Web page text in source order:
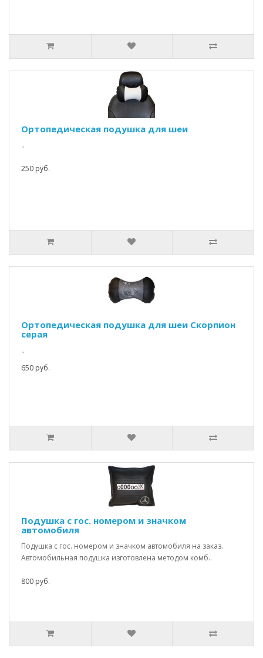
Ортопедическая подушка для шеи
..
250 руб.
Ортопедическая подушка для шеи Скорпион
серая
..
650 руб.
Подушка с гос. номером и значком
автомобиля
Подушка с гос. номером и значком автомобиля на заказ.
Автомобильная подушка изготовлена методом комб..
800 руб.